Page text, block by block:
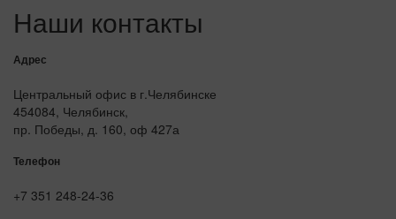
Наши контакты
Адрес
Центральный офис в г.Челябинске
454084, Челябинск,
пр. Победы, д. 160, оф 427а
Телефон
+7 351 248-24-36